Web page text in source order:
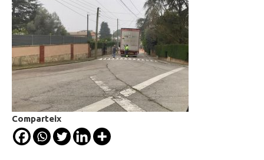
Comparteix